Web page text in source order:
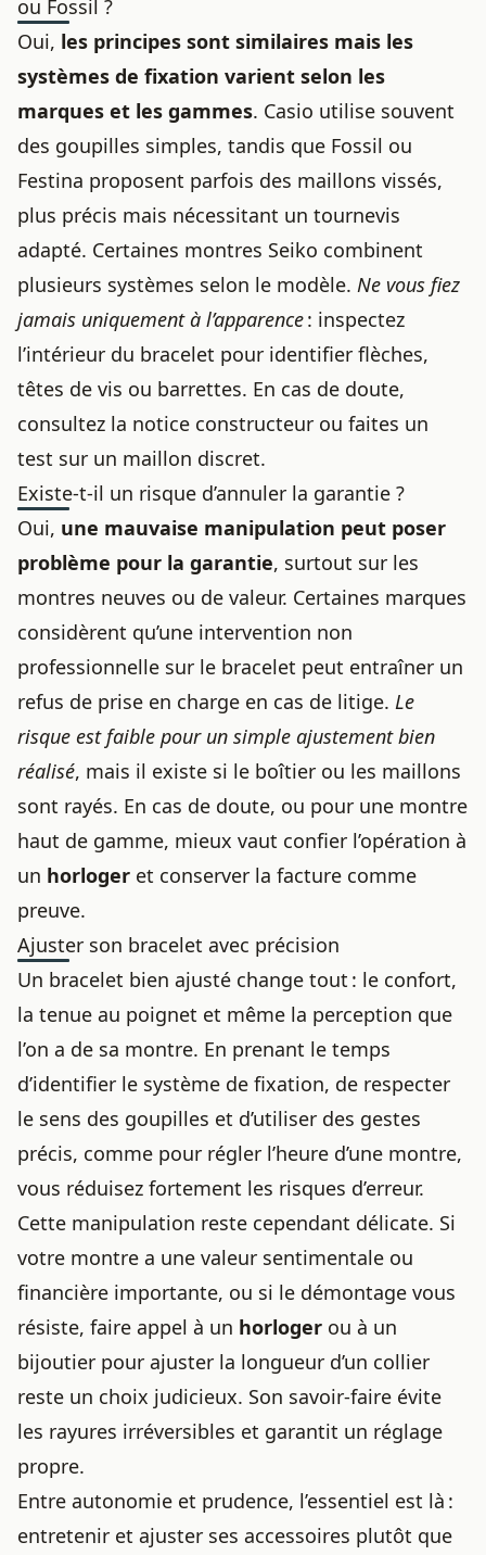
ou Fossil ?
Oui, les principes sont similaires mais les
systèmes de fixation varient selon les
marques et les gammes. Casio utilise souvent
des goupilles simples, tandis que Fossil ou
Festina proposent parfois des maillons vissés,
plus précis mais nécessitant un tournevis
adapté. Certaines montres Seiko combinent
plusieurs systèmes selon le modèle. Ne vous fiez
jamais uniquement à l’apparence: inspectez
l’intérieur du bracelet pour identifier flèches,
têtes de vis ou barrettes. En cas de doute,
consultez la notice constructeur ou faites un
test sur un maillon discret.
Existe-t-il un risque d’annuler la garantie ?
Oui, une mauvaise manipulation peut poser
problème pour la garantie, surtout sur les
montres neuves ou de valeur. Certaines marques
considèrent qu’une intervention non
professionnelle sur le bracelet peut entraîner un
refus de prise en charge en cas de litige. Le
risque est faible pour un simple ajustement bien
réalisé, mais il existe si le boîtier ou les maillons
sont rayés. En cas de doute, ou pour une montre
haut de gamme, mieux vaut confier l’opération à
un horloger et conserver la facture comme
preuve.
Ajuster son bracelet avec précision
Un bracelet bien ajusté change tout : le confort,
la tenue au poignet et même la perception que
l’on a de sa montre. En prenant le temps
d’identifier le système de fixation, de respecter
le sens des goupilles et d’utiliser des gestes
précis, comme pour régler l’heure d’une montre,
vous réduisez fortement les risques d’erreur.
Cette manipulation reste cependant délicate. Si
votre montre a une valeur sentimentale ou
financière importante, ou si le démontage vous
résiste, faire appel à un horloger ou à un
bijoutier pour ajuster la longueur d’un collier
reste un choix judicieux. Son savoir-faire évite
les rayures irréversibles et garantit un réglage
propre.
Entre autonomie et prudence, l’essentiel est là :
entretenir et ajuster ses accessoires plutôt que